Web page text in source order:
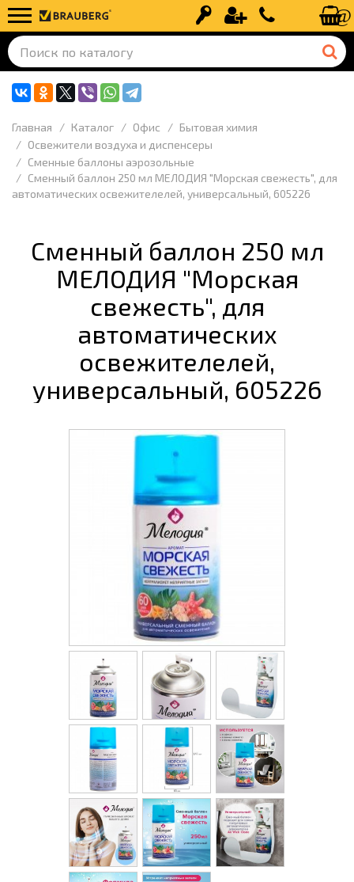
Вход Регистрация+7 (499) 110-
Главная Каталог Офис
Бытовая химия
Освежители воздуха и диспенсеры
Сменные баллоны аэрозольные
Сменный баллон 250 мл МЕЛОДИЯ "Морская свежесть", для
автоматических освежителелей, универсальный, 605226
Сменный баллон 250 мл
МЕЛОДИЯ "Морская
свежесть", для
автоматических
освежителелей,
универсальный, 605226